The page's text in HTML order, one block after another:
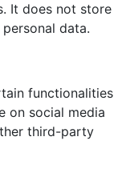
It does not store
personal data.
functionalities
on social media
third-party